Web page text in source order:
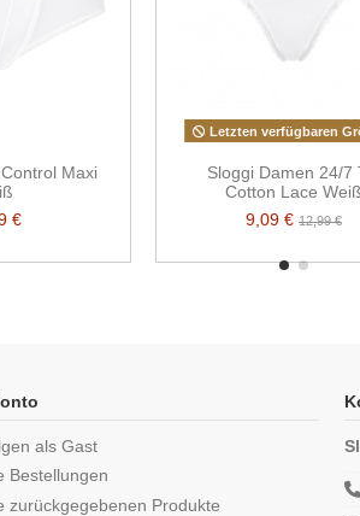
Maxi
€
Letzten verfügbaren
Sloggi Damen 24/7
Cotton Lace Weiß
9,09 € 12,99 €
als Gast
Bestellungen
zurückgegebenen Produkte